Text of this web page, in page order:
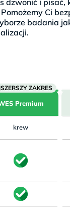
Ci
badania
Premium
krew